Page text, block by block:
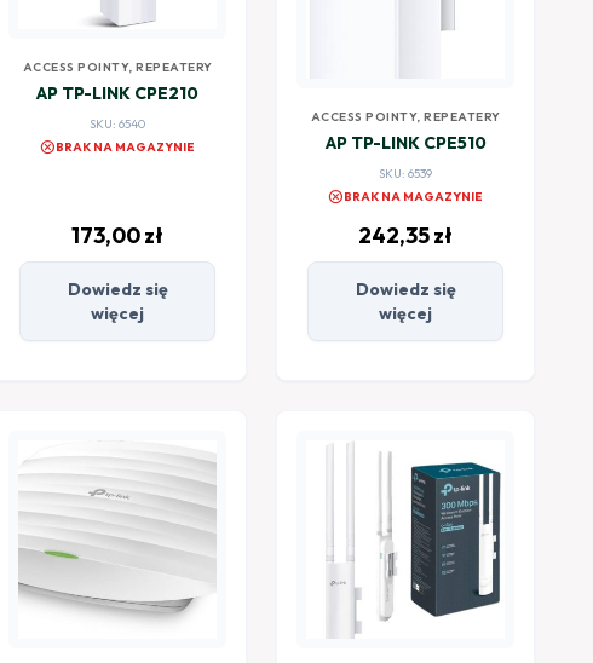
ACCESS POINTY, REPEATERY
AP TP-LINK CPE210
SKU: 6540
cancelBRAK NA MAGAZYNIE
173,00zł
Dowiedz się
więcej
ACCESS POINTY, REPEATERY
AP TP-LINK CPE510
SKU: 6539
cancelBRAK NA MAGAZYNIE
242,35zł
Dowiedz się
więcej